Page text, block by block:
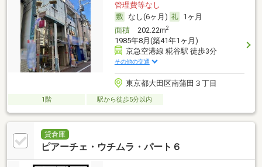
管理費等なし
なし(6ヶ月)
1ヶ月
面積202.22m2
1985年8月(築41年1ヶ月)
京急空港線 糀谷駅 徒歩3分
その他の交通
東京都大田区南蒲田３丁目
1階 駅から徒歩5分以内
貸倉庫
ピアーチェ・ウチムラ・パート６